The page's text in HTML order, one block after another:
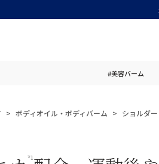
#美容バーム
ボディオイル・ボディバーム ショルダ
*1